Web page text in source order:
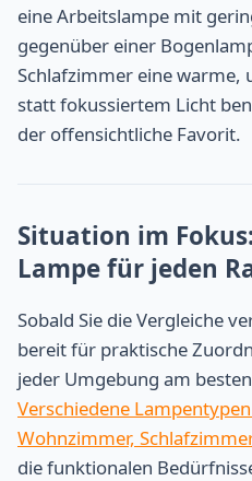
eine Arbeitslampe mit
gegenüber einer
Schlafzimmer eine warme,
statt fokussiertem Licht
der offensichtliche Favorit.
Situation im
Lampe für jeden
Sobald Sie die Vergleiche
bereit für praktische
jeder Umgebung am
Verschiedene
Wohnzimmer,
die funktionalen